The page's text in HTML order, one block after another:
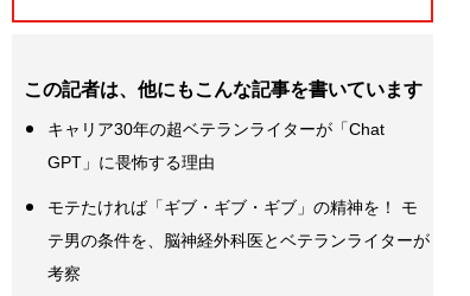
この記者は、他にもこんな記事を書いています
キャリア30年の超ベテランライターが「Chat
GPT」に畏怖する理由
モテたければ「ギブ・ギブ・ギブ」の精神を！ モ
テ男の条件を、脳神経外科医とベテランライターが
考察